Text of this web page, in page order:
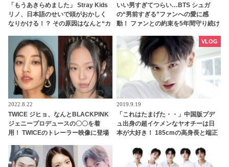
「もうあきらめました」 Stray Kids
リノ、日本語のせいで頭がおかしく
なりかける！？ その原因はなんと“カ
ぎる
いい男すぎてつらい…BTS シュガ
の“男前すぎる”ファンへの愛に感
動！ ファンとの約束を5年間守り続け
シュガの”沼”に落ちていく人が続出
2022.8.22
TWICE ジヒョ、なんとBLACKPINK
ジェニープロデュースの〇〇を着
用！ TWICEのトレーラー映像に登場
な場面でのコラボにファン大興奮
2019.9.19
「これはたまげた・・」中国版プデ
ュ出身の超イケメンなヤオチーは日
本が大好き！ 185cmの高身長と端正
VLOG